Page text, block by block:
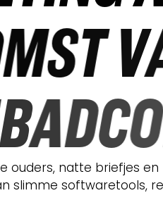
MSTV
ADCO
ouders, natte briefjes
slimme softwaretools,